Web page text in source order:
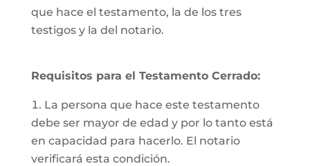
que hace el testamento, la de los tres
testigos y la del notario.
Requisitos para el Testamento Cerrado:
La persona que hace este testamento
debe ser mayor de edad y por lo tanto está
en capacidad para hacerlo. El notario
verificará esta condición.